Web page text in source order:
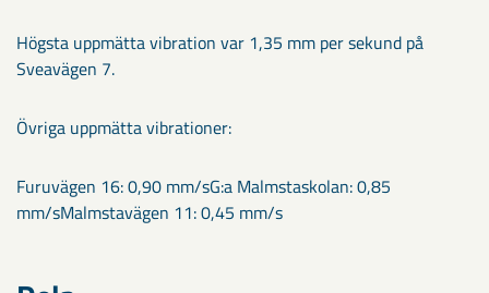
Högsta uppmätta vibration var 1,35 mm per sekund på
Sveavägen 7.
Övriga uppmätta vibrationer:
Furuvägen 16: 0,90 mm/sG:a Malmstaskolan: 0,85
mm/sMalmstavägen 11: 0,45 mm/s